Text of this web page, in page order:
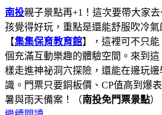
南投親子景點再+1！這次要帶大家
孩覺得好玩，重點是還能舒服吹冷
【集集保育教育館】，這裡可不只
個充滿互動樂趣的體驗空間。來到
樣走進神祕洞穴探險，還能在邊玩
識。門票只要銅板價、CP值高到爆
暑與雨天備案！（南投免門票景點）